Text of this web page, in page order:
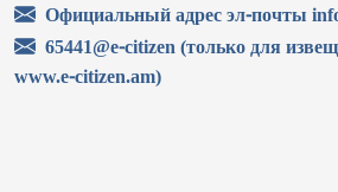
Официальный адрес эл-почты
65441@e-citizen (только для
www.e-citizen.am)